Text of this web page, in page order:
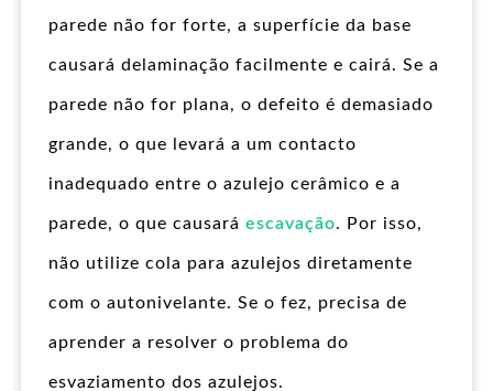
parede não for forte, a superfície da base
causará delaminação facilmente e cairá. Se a
parede não for plana, o defeito é demasiado
grande, o que levará a um contacto
inadequado entre o azulejo cerâmico e a
parede, o que causará escavação. Por isso,
não utilize cola para azulejos diretamente
com o autonivelante. Se o fez, precisa de
aprender a resolver o problema do
esvaziamento dos azulejos.